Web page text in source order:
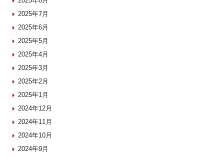
2025年7月
2025年6月
2025年5月
2025年4月
2025年3月
2025年2月
2025年1月
2024年12月
2024年11月
2024年10月
2024年9月